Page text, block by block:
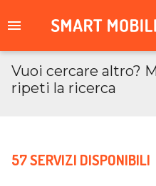
Vuoi cercare altro?
ripeti la ricerca
57 SERVIZI DISPONIBILI